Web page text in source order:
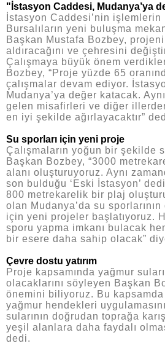
"İstasyon Caddesi, Mudanya’ya
İstasyon Caddesi’nin işlemlerin
Bursalıların yeni buluşma
Başkan Mustafa Bozbey,
aldıracağını ve çehresini
Çalışmaya büyük önem
Bozbey, “Proje yüzde 65
çalışmalar devam ediyor.
Mudanya’ya değer katacak.
gelen misafirleri ve diğer
en iyi şekilde ağırlayacaktır”
Su sporları için yeni proje
Çalışmaların yoğun bir şekilde
Başkan Bozbey, “3000
alanı oluşturuyoruz. Aynı
son bulduğu ‘Eski İstasyon’
800 metrekarelik bir plaj
olan Mudanya’da su
için yeni projeler başlatıyoruz.
sporu yapma imkanı bulacak
bir esere daha sahip olacak”
Çevre dostu yatırım
Proje kapsamında yağmur
olacaklarını söyleyen Başkan
önemini biliyoruz. Bu kapsamda
yağmur hendekleri
sularının doğrudan toprağa
yeşil alanlara daha faydalı
dedi.